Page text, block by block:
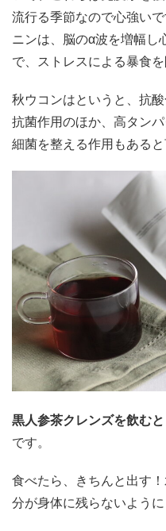
流行る季節なので心強い
ニンは、脳のα波を増幅し
で、ストレスによる暴食
秋ウコンはというと、抗
抗菌作用のほか、高タン
細菌を整える作用もあると
黒人参茶クレンズを飲む
です。
食べたら、きちんと出す
分が身体に残らないように